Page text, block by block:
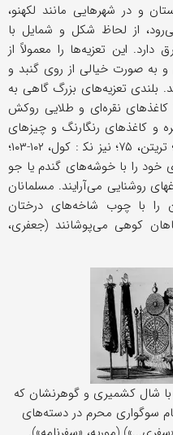
و در شهرهایی مانند لکهنو،
از لحاظ شکل و شمایل با
این تعزیه‌ها را معمولاً از
به صورت خیالی از روی گنبد و
بلندی تعزیه‌های بزرگ گاهی به
با کاغذهای نقره‌ای و طلایی روکش
و کاغذهای رنگارنگ و چیزهای
دیگر تزیین می‌کنند (هالیستر، همانجا؛ تریتن، ۷۵؛ نیز نک‍ : کول، ۱۰۲-۱۰۳؛
خود را با خوشه‌های گندم یا جو
روشنایی می‌آرایند. مسلمانان
را با چوب شاخه‌های درختان
کوهی می‌پوشانند (جعفری،
با شال کشمیری و گوهرنشان که
سوگواری محرم در دسته‌های